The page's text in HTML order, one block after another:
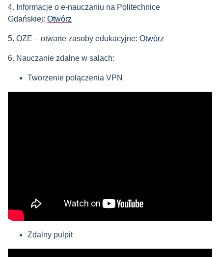
4. Informacje o e-nauczaniu na Politechnice
Gdańskiej: Otwórz
5. OZE – otwarte zasoby edukacyjne: Otwórz
6. Nauczanie zdalne w salach:
Tworzenie połączenia VPN
Zdalny pulpit